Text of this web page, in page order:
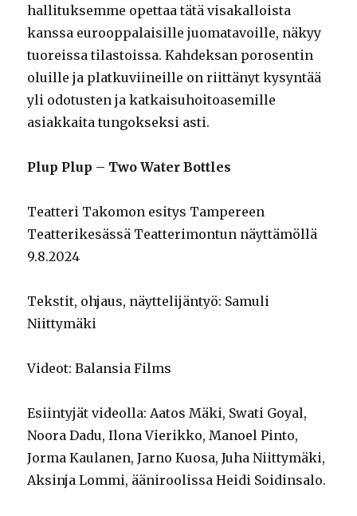
hallituksemme opettaa tätä visakalloista
kanssa eurooppalaisille juomatavoille, näkyy
tuoreissa tilastoissa. Kahdeksan porosentin
oluille ja platkuviineille on riittänyt kysyntää
yli odotusten ja katkaisuhoitoasemille
asiakkaita tungokseksi asti.
Plup Plup – Two Water Bottles
Teatteri Takomon esitys Tampereen
Teatterikesässä Teatterimontun näyttämöllä
9.8.2024
Tekstit, ohjaus, näyttelijäntyö: Samuli
Niittymäki
Videot: Balansia Films
Esiintyjät videolla: Aatos Mäki, Swati Goyal,
Noora Dadu, Ilona Vierikko, Manoel Pinto,
Jorma Kaulanen, Jarno Kuosa, Juha Niittymäki,
Aksinja Lommi, ääniroolissa Heidi Soidinsalo.